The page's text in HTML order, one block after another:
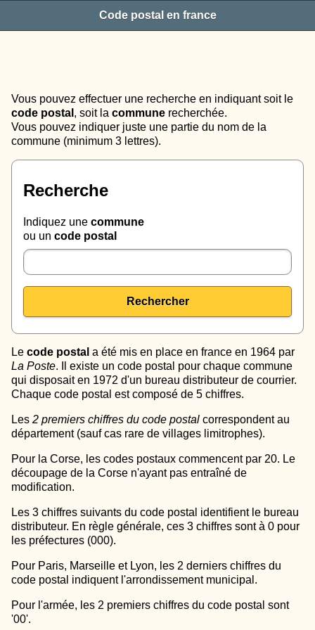
Code postal en france
Vous pouvez effectuer une recherche en indiquant soit le
code postal , soit la commune recherchée.
Vous pouvez indiquer juste une partie du nom de la
commune (minimum 3 lettres).
Recherche
Indiquez une commune
ou un code postal
Rechercher
Le code postal a été mis en place en france en 1964 par
La Poste. Il existe un code postal pour chaque commune
qui disposait en 1972 d'un bureau distributeur de courrier.
Chaque code postal est composé de 5 chiffres.
Les 2 premiers chiffres du code postal correspondent au
département (sauf cas rare de villages limitrophes).
Pour la Corse, les codes postaux commencent par 20. Le
découpage de la Corse n'ayant pas entraîné de
modification.
Les 3 chiffres suivants du code postal identifient le bureau
distributeur. En règle générale, ces 3 chiffres sont à 0 pour
les préfectures (000).
Pour Paris, Marseille et Lyon, les 2 derniers chiffres du
code postal indiquent l'arrondissement municipal.
Pour l'armée, les 2 premiers chiffres du code postal sont
'00'.